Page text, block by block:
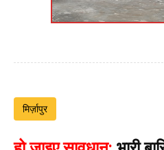
मिर्ज़ापुर